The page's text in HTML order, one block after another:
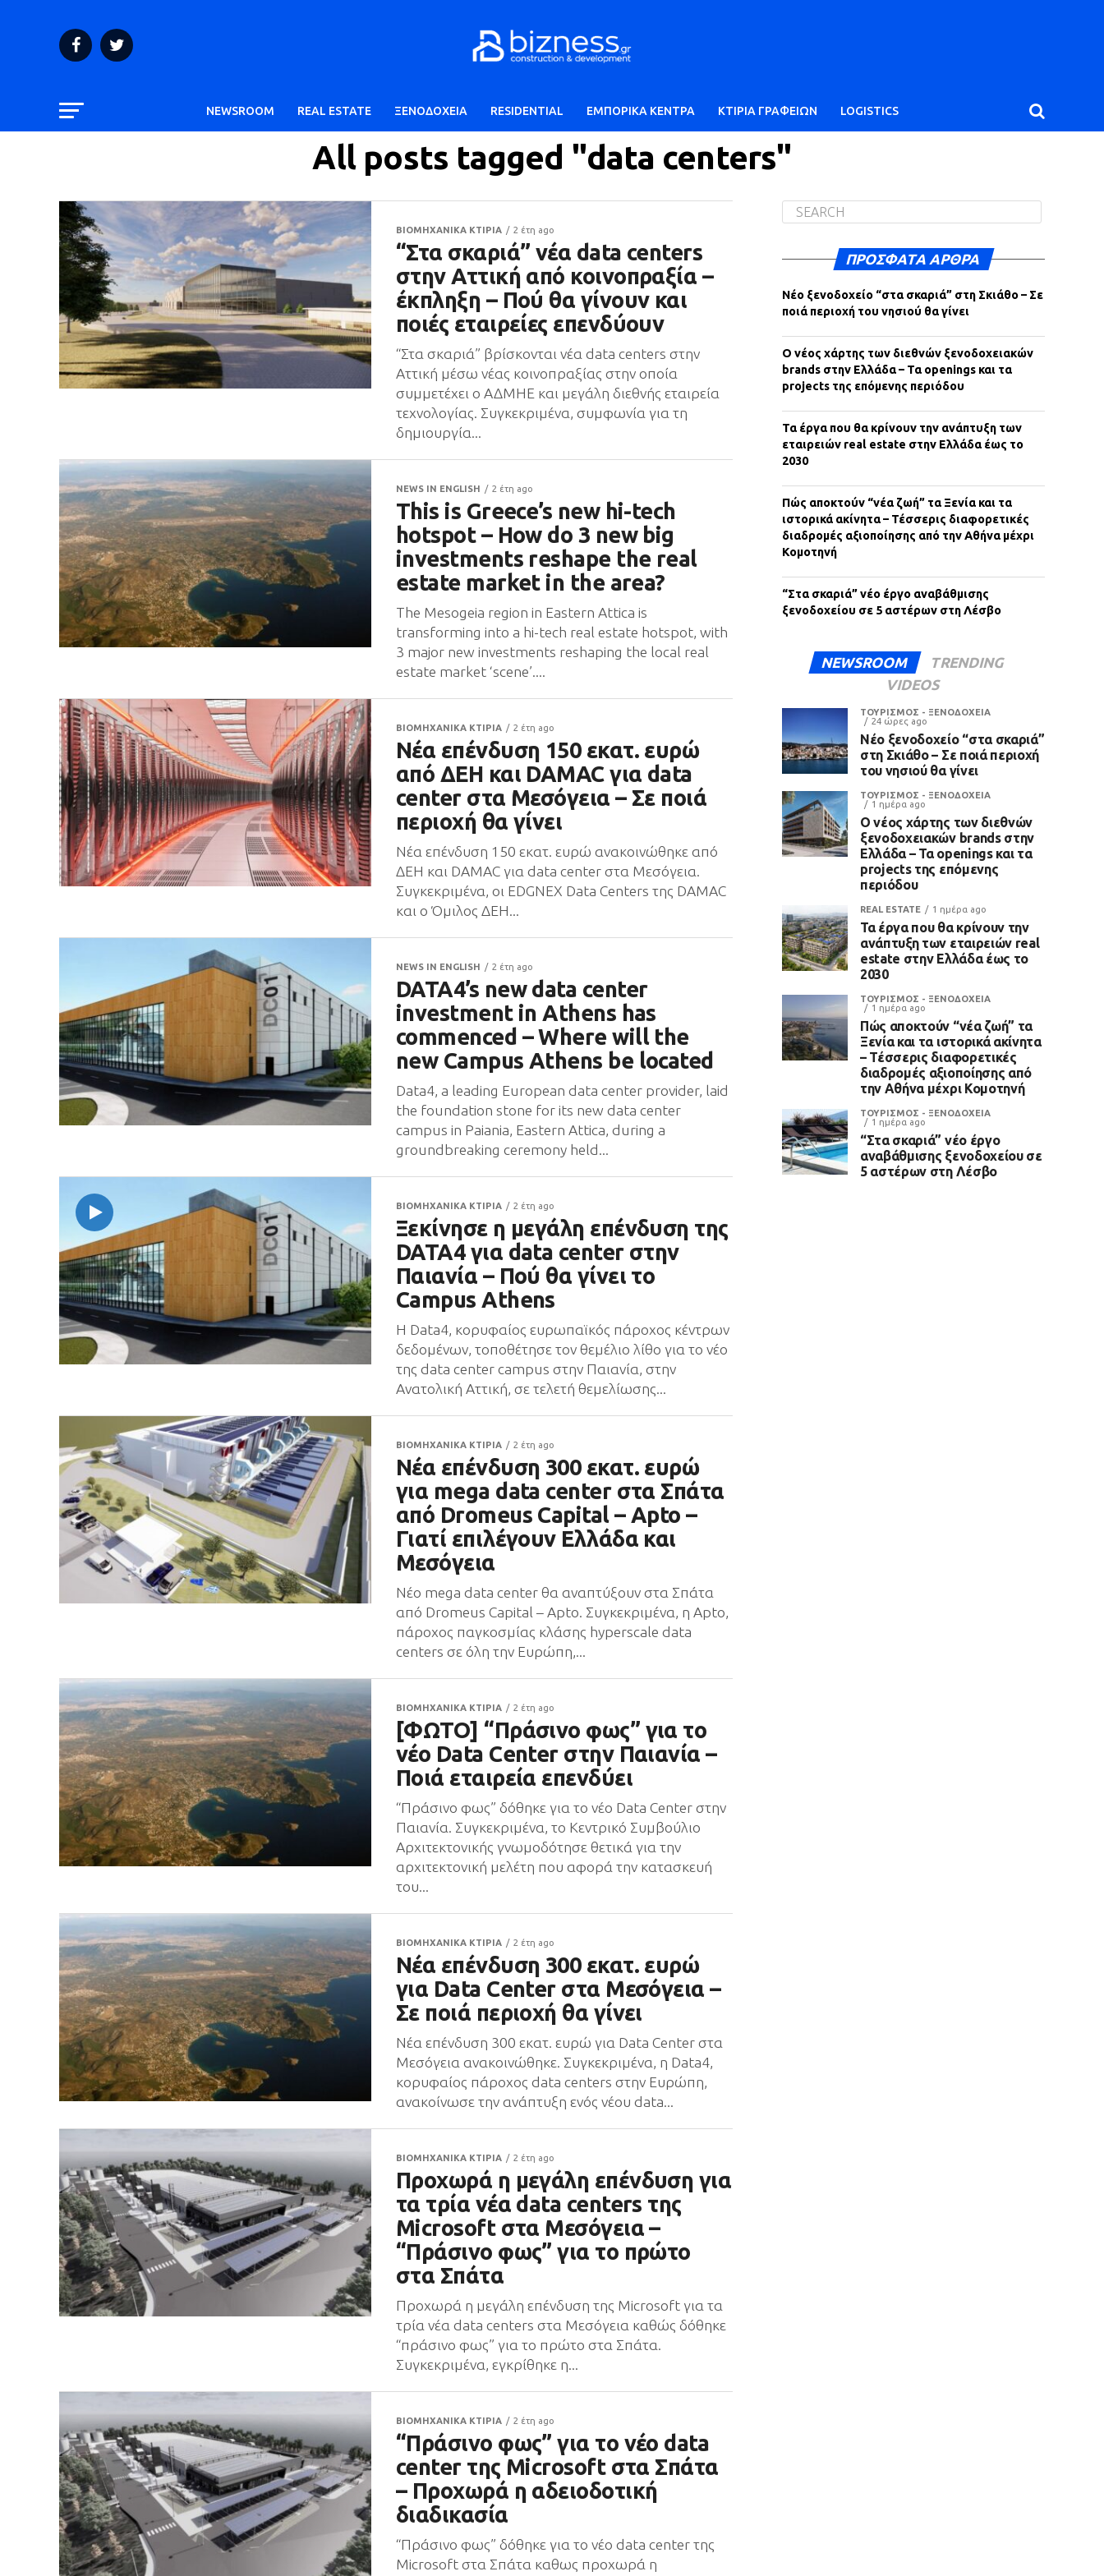
NEWSROOM REAL ESTATE ΞΕΝΟΔΟΧΕΙΑ RESIDENTIAL ΕΜΠΟΡΙΚΑ ΚΕΝΤΡΑ ΚΤΙΡΙΑ ΓΡΑΦΕΙΩΝ LOGISTICS
All posts tagged "data centers"
ΒΙΟΜΗΧΑΝΙΚΑ ΚΤΙΡΙΑ 2 έτη ago
“Στα σκαριά” νέα data centers
στην Αττική από κοινοπραξία –
έκπληξη – Πού θα γίνουν και
ποιές εταιρείες επενδύουν
“Στα σκαριά” βρίσκονται νέα data centers στην
Αττική μέσω νέας κοινοπραξίας στην οποία
συμμετέχει ο ΑΔΜΗΕ και μεγάλη διεθνής εταιρεία
τεχνολογίας. Συγκεκριμένα, συμφωνία για τη
δημιουργία...
NEWS IN ENGLISH 2 έτη ago
This is Greece’s new hi-tech
hotspot – How do 3 new big
investments reshape the real
estate market in the area?
The Mesogeia region in Eastern Attica is
transforming into a hi-tech real estate hotspot, with
3 major new investments reshaping the local real
estate market ‘scene’....
ΒΙΟΜΗΧΑΝΙΚΑ ΚΤΙΡΙΑ 2 έτη ago
Νέα επένδυση 150 εκατ. ευρώ
από ΔΕΗ και DAMAC για data
center στα Μεσόγεια – Σε ποιά
περιοχή θα γίνει
Νέα επένδυση 150 εκατ. ευρώ ανακοινώθηκε από
ΔΕΗ και DAMAC για data center στα Μεσόγεια.
Συγκεκριμένα, οι EDGNEX Data Centers της DAMAC
και ο Όμιλος ΔΕΗ...
NEWS IN ENGLISH 2 έτη ago
DATA4’s new data center
investment in Athens has
commenced – Where will the
new Campus Athens be located
Data4, a leading European data center provider, laid
the foundation stone for its new data center
campus in Paiania, Eastern Attica, during a
groundbreaking ceremony held...
ΒΙΟΜΗΧΑΝΙΚΑ ΚΤΙΡΙΑ 2 έτη ago
Ξεκίνησε η μεγάλη επένδυση της
DATA4 για data center στην
Παιανία – Πού θα γίνει το
Campus Athens
Η Data4, κορυφαίος ευρωπαϊκός πάροχος κέντρων
δεδομένων, τοποθέτησε τον θεμέλιο λίθο για το νέο
της data center campus στην Παιανία, στην
Ανατολική Αττική, σε τελετή θεμελίωσης...
ΒΙΟΜΗΧΑΝΙΚΑ ΚΤΙΡΙΑ 2 έτη ago
Νέα επένδυση 300 εκατ. ευρώ
για mega data center στα Σπάτα
από Dromeus Capital – Apto –
Γιατί επιλέγουν Ελλάδα και
Μεσόγεια
Νέο mega data center θα αναπτύξουν στα Σπάτα
από Dromeus Capital – Apto. Συγκεκριμένα, η Αpto,
πάροχος παγκοσμίας κλάσης hyperscale data
centers σε όλη την Ευρώπη,...
ΒΙΟΜΗΧΑΝΙΚΑ ΚΤΙΡΙΑ 2 έτη ago
[ΦΩΤΟ] “Πράσινο φως” για το
νέο Data Center στην Παιανία –
Ποιά εταιρεία επενδύει
“Πράσινο φως” δόθηκε για το νέο Data Center στην
Παιανία. Συγκεκριμένα, το Κεντρικό Συμβούλιο
Αρχιτεκτονικής γνωμοδότησε θετικά για την
αρχιτεκτονική μελέτη που αφορά την κατασκευή
του...
ΒΙΟΜΗΧΑΝΙΚΑ ΚΤΙΡΙΑ 2 έτη ago
Νέα επένδυση 300 εκατ. ευρώ
για Data Center στα Μεσόγεια –
Σε ποιά περιοχή θα γίνει
Νέα επένδυση 300 εκατ. ευρώ για Data Center στα
Μεσόγεια ανακοινώθηκε. Συγκεκριμένα, η Data4,
κορυφαίος πάροχος data centers στην Ευρώπη,
ανακοίνωσε την ανάπτυξη ενός νέου data...
ΒΙΟΜΗΧΑΝΙΚΑ ΚΤΙΡΙΑ 2 έτη ago
Προχωρά η μεγάλη επένδυση για
τα τρία νέα data centers της
Microsoft στα Μεσόγεια –
“Πράσινο φως” για το πρώτο
στα Σπάτα
Προχωρά η μεγάλη επένδυση της Microsoft για τα
τρία νέα data centers στα Μεσόγεια καθώς δόθηκε
“πράσινο φως” για το πρώτο στα Σπάτα.
Συγκεκριμένα, εγκρίθηκε η...
ΒΙΟΜΗΧΑΝΙΚΑ ΚΤΙΡΙΑ 2 έτη ago
“Πράσινο φως” για το νέο data
center της Microsoft στα Σπάτα
– Προχωρά η αδειοδοτική
διαδικασία
“Πράσινο φως” δόθηκε για το νέο data center της
Microsoft στα Σπάτα καθως προχωρά η
ΠΡΌΣΦΑΤΑ ΆΡΘΡΑ
Νέο ξενοδοχείο “στα σκαριά” στη Σκιάθο – Σε
ποιά περιοχή του νησιού θα γίνει
Ο νέος χάρτης των διεθνών ξενοδοχειακών
brands στην Ελλάδα – Τα openings και τα
projects της επόμενης περιόδου
Τα έργα που θα κρίνουν την ανάπτυξη των
εταιρειών real estate στην Ελλάδα έως το
2030
Πώς αποκτούν “νέα ζωή” τα Ξενία και τα
ιστορικά ακίνητα – Τέσσερις διαφορετικές
διαδρομές αξιοποίησης από την Αθήνα μέχρι
Κομοτηνή
“Στα σκαριά” νέο έργο αναβάθμισης
ξενοδοχείου σε 5 αστέρων στη Λέσβο
NEWSROOM
TRENDING
VIDEOS
ΤΟΥΡΙΣΜΟΣ - ΞΕΝΟΔΟΧΕΙΑ
24 ώρες ago
Νέο ξενοδοχείο “στα σκαριά”
στη Σκιάθο – Σε ποιά περιοχή
του νησιού θα γίνει
ΤΟΥΡΙΣΜΟΣ - ΞΕΝΟΔΟΧΕΙΑ
1 ημέρα ago
Ο νέος χάρτης των διεθνών
ξενοδοχειακών brands στην
Ελλάδα – Τα openings και τα
projects της επόμενης
περιόδου
REAL ESTATE 1 ημέρα ago
Τα έργα που θα κρίνουν την
ανάπτυξη των εταιρειών real
estate στην Ελλάδα έως το
2030
ΤΟΥΡΙΣΜΟΣ - ΞΕΝΟΔΟΧΕΙΑ
1 ημέρα ago
Πώς αποκτούν “νέα ζωή” τα
Ξενία και τα ιστορικά ακίνητα
– Τέσσερις διαφορετικές
διαδρομές αξιοποίησης από
την Αθήνα μέχρι Κομοτηνή
ΤΟΥΡΙΣΜΟΣ - ΞΕΝΟΔΟΧΕΙΑ
1 ημέρα ago
“Στα σκαριά” νέο έργο
αναβάθμισης ξενοδοχείου σε
5 αστέρων στη Λέσβο